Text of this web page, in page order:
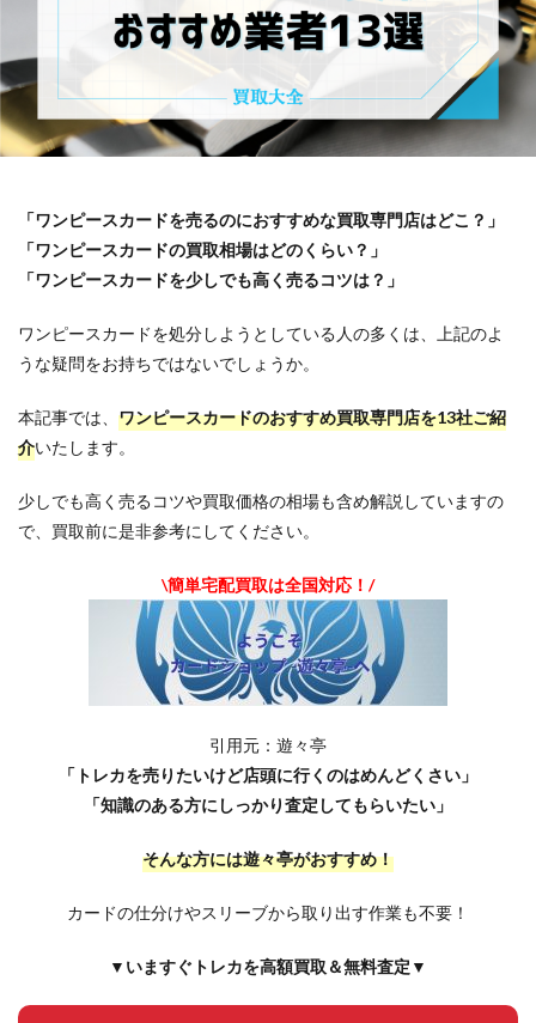
「ワンピースカードを売るのにおすすめな買取専門店はどこ？」
「ワンピースカードの買取相場はどのくらい？」
「ワンピースカードを少しでも高く売るコツは？」
ワンピースカードを処分しようとしている人の多くは、上記のよ
うな疑問をお持ちではないでしょうか。
本記事では、 ワンピースカードのおすすめ買取専門店を13社ご紹
介いたします。
少しでも高く売るコツや買取価格の相場も含め解説していますの
で、買取前に是非参考にしてください。
\簡単宅配買取は全国対応！/
引用元：遊々亭
「トレカを売りたいけど店頭に行くのはめんどくさい」
「知識のある方にしっかり査定してもらいたい」
そんな方には遊々亭がおすすめ！
カードの仕分けやスリーブから取り出す作業も不要！
▼いますぐトレカを高額買取＆無料査定▼